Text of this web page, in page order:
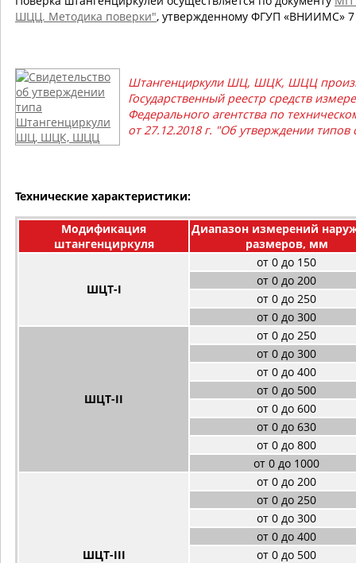
ШЦЦ. Методика поверки", утвержденному ФГУП «ВНИИМС» 7
Штангенциркули ШЦ, ШЦК, ШЦЦ
Государственный реестр средств
Федерального агентства по
от 27.12.2018 г. "Об утверждении типов
Технические характеристики:
Модификация
штангенциркуля
Диапазон измерений
размеров, мм
ШЦТ-I
от 0 до 150
от 0 до 200
от 0 до 250
от 0 до 300
ШЦТ-II
от 0 до 250
от 0 до 300
от 0 до 400
от 0 до 500
от 0 до 600
от 0 до 630
от 0 до 800
от 0 до 1000
ШЦТ-III
от 0 до 200
от 0 до 250
от 0 до 300
от 0 до 400
от 0 до 500